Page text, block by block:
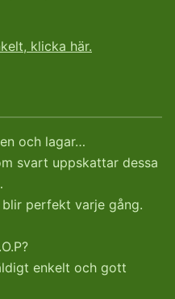
klicka här.
och lagar…
svart uppskattar dessa
perfekt varje gång.
enkelt och gott